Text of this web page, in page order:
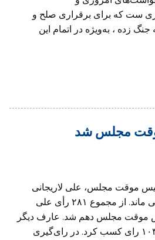
ست که برای برقراری صلح و
جنگ زده ، به‌ویژه در اتمام این
مجلس شد
موقت مجلس، علی لاریجانی
همچنان رئیس مجلس باقی ماند. از مجموع ۲۸۱ رأی علی
۱۷۳ رأی رئیس موقت مجلس دهم شد. عارف دیگر
کاندیدای ریاست مجلس ۱۰۳ رای کسب کرد. در رای‌گیری